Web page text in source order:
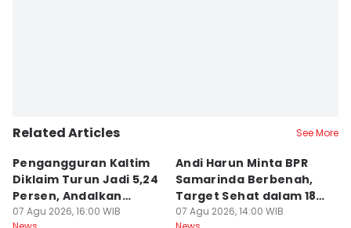
Related Articles See More
Pengangguran Kaltim
Diklaim Turun Jadi 5,24
Persen, Andalkan
Pertanian
07 Agu 2026, 16:00 WIB
Andi Harun Minta BPR
Samarinda Berbenah,
Target Sehat dalam 18
Bulan
07 Agu 2026, 14:00 WIB